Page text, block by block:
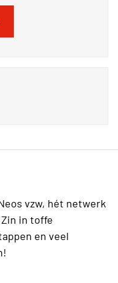
vzw, hét netwerk
in toffe
en veel